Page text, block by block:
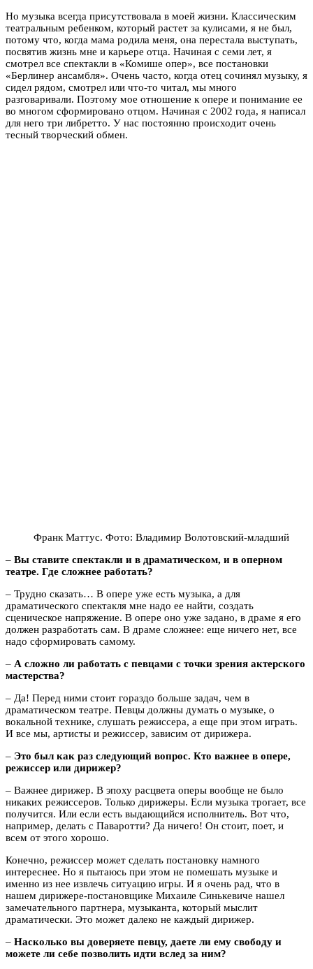
Но музыка всегда присутствовала в моей жизни. Классическим
театральным ребенком, который растет за кулисами, я не был,
потому что, когда мама родила меня, она перестала выступать,
посвятив жизнь мне и карьере отца. Начиная с семи лет, я
смотрел все спектакли в «Комише опер», все постановки
«Берлинер ансамбля». Очень часто, когда отец сочинял музыку, я
сидел рядом, смотрел или что-то читал, мы много
разговаривали. Поэтому мое отношение к опере и понимание ее
во многом сформировано отцом. Начиная с 2002 года, я написал
для него три либретто. У нас постоянно происходит очень
тесный творческий обмен.
Франк Маттус. Фото: Владимир Волотовский-младший
– Вы ставите спектакли и в драматическом, и в оперном
театре. Где сложнее работать?
– Трудно сказать… В опере уже есть музыка, а для
драматического спектакля мне надо ее найти, создать
сценическое напряжение. В опере оно уже задано, в драме я его
должен разработать сам. В драме сложнее: еще ничего нет, все
надо сформировать самому.
– А сложно ли работать с певцами с точки зрения актерского
мастерства?
– Да! Перед ними стоит гораздо больше задач, чем в
драматическом театре. Певцы должны думать о музыке, о
вокальной технике, слушать режиссера, а еще при этом играть.
И все мы, артисты и режиссер, зависим от дирижера.
– Это был как раз следующий вопрос. Кто важнее в опере,
режиссер или дирижер?
– Важнее дирижер. В эпоху расцвета оперы вообще не было
никаких режиссеров. Только дирижеры. Если музыка трогает, все
получится. Или если есть выдающийся исполнитель. Вот что,
например, делать с Паваротти? Да ничего! Он стоит, поет, и
всем от этого хорошо.
Конечно, режиссер может сделать постановку намного
интереснее. Но я пытаюсь при этом не помешать музыке и
именно из нее извлечь ситуацию игры. И я очень рад, что в
нашем дирижере-постановщике Михаиле Синькевиче нашел
замечательного партнера, музыканта, который мыслит
драматически. Это может далеко не каждый дирижер.
– Насколько вы доверяете певцу, даете ли ему свободу и
можете ли себе позволить идти вслед за ним?